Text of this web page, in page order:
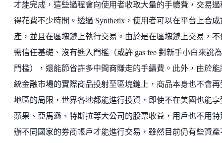
才能完成，這些過程會向使用者收取大量的手續費，交易過
得花費不少時間。透過 Synthetix，使用者可以在平台上合成
產，並且在區塊鏈上執行交易。由於是在區塊鏈上交易，不
需信任基礎、沒有進入門檻（或許 gas fee 對新手小白來說
門檻），還能節省許多中間商賺走的手續費。此外，由於能
統金融市場的實際商品投射至區塊鏈上，商品本身也不會再
地區的局限，世界各地都能進行投資，即使不在美國也能享
蘋果、亞馬遜、特斯拉等大公司的股票收益，用戶也不用特
辦不同國家的券商帳戶才能進行交易，雖然目前仍有些資產